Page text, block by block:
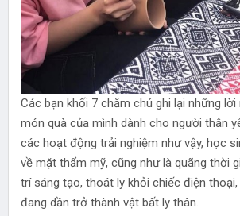
Các bạn khối 7 chăm chú ghi lại những lời
món quà của mình dành cho người thân
các hoạt động trải nghiệm như vậy, học
về mặt thẩm mỹ, cũng như là quãng thời
trí sáng tạo, thoát ly khỏi chiếc điện thoại,
đang dần trở thành vật bất ly thân.